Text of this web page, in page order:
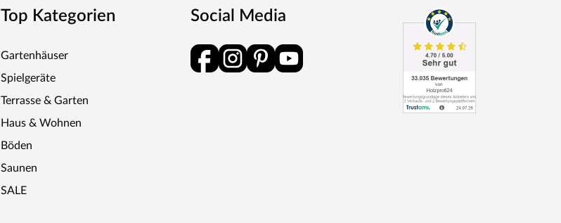
Top Kategorien
Gartenhäuser
Spielgeräte
Terrasse & Garten
Haus & Wohnen
Böden
Saunen
SALE
Social Media